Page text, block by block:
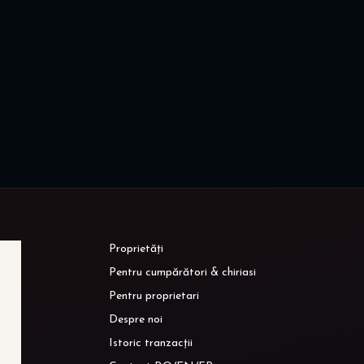
Proprietăți
Pentru cumpărători & chiriasi
Pentru proprietari
Despre noi
Istoric tranzacții